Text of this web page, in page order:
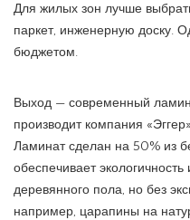
Для жилых зон лучше
паркет, инженерную доску.
бюджетом.
Выход — современный
производит компания
Ламинат сделан на 50% из
обеспечивает
деревянного пола, но без
например, царапины на